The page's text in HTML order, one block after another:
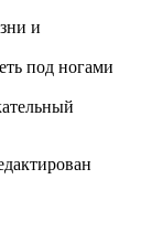
и
под ногами